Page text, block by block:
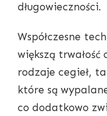
długowieczności.
Współczesne
większą trwałość
rodzaje cegieł,
które są
co dodatkowo